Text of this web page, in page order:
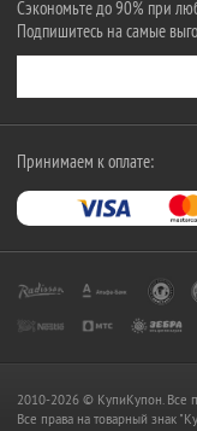
Сэкономьте до 90% при
Подпишитесь на самые
Принимаем к оплате:
2010-2026 © КупиКупон. Все
Все права на товарный знак